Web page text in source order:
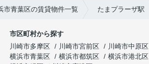
市青葉区の賃貸物件一覧 たまプラーザ駅
市区町村から探す
川崎市多摩区
川崎市宮前区 川崎市中原区
横浜市青葉区
横浜市都筑区 横浜市港北区